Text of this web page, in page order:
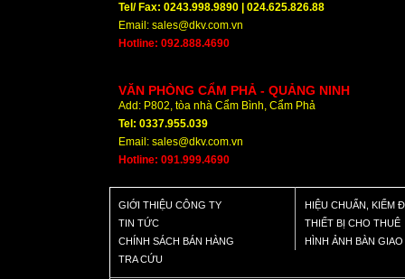
Tel/ Fax: 0243.998.9890 | 024.625.826.88
Email: sales@dkv.com.vn
Hotline: 092.888.4690
VĂN PHÒNG CẨM PHẢ - QUẢNG NINH
Add: P802, tòa nhà Cẩm Bình, Cẩm Phả
Tel: 0337.955.039
Email: sales@dkv.com.vn
Hotline: 091.999.4690
GIỚI THIỆU CÔNG TY
TIN TỨC
CHÍNH SÁCH BÁN HÀNG
TRA CỨU
HIỆU CHUẨN, KIỂM
THIẾT BỊ CHO THUÊ
HÌNH ẢNH BÀN